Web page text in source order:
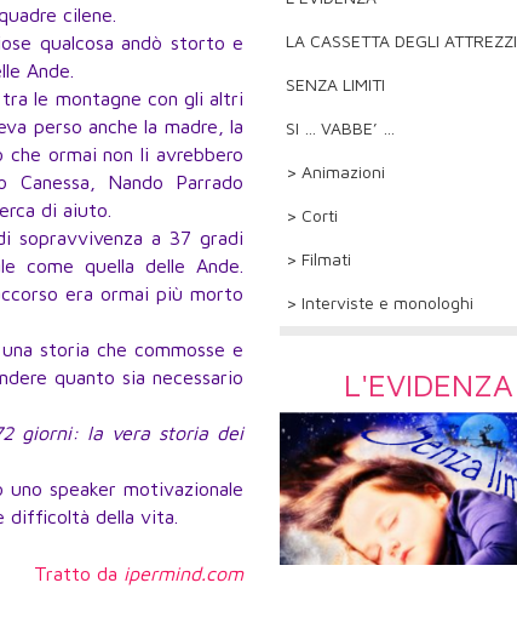
cilene.
qualcosa andò storto e
Ande.
le montagne con gli altri
perso anche la madre, la
ormai non li avrebbero
Nando Parrado
di aiuto.
sopravvivenza a 37 gradi
come quella delle Ande.
era ormai più morto
storia che commosse e
quanto sia necessario
giorni: la vera storia dei
speaker motivazionale
difficoltà della vita.
Tratto da ipermind.com
LA CASSETTA DEGLI ATTREZZI
SENZA LIMITI
SI … VABBE’ …
> Animazioni
> Corti
> Filmati
> Interviste e monologhi
L'EVIDENZA